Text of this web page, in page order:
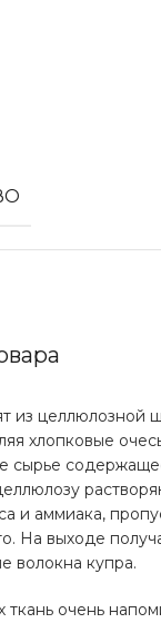
из целлюлозной
хлопковые
сырье
и аммиака,
На выходе
волокна купра.
ткань очень